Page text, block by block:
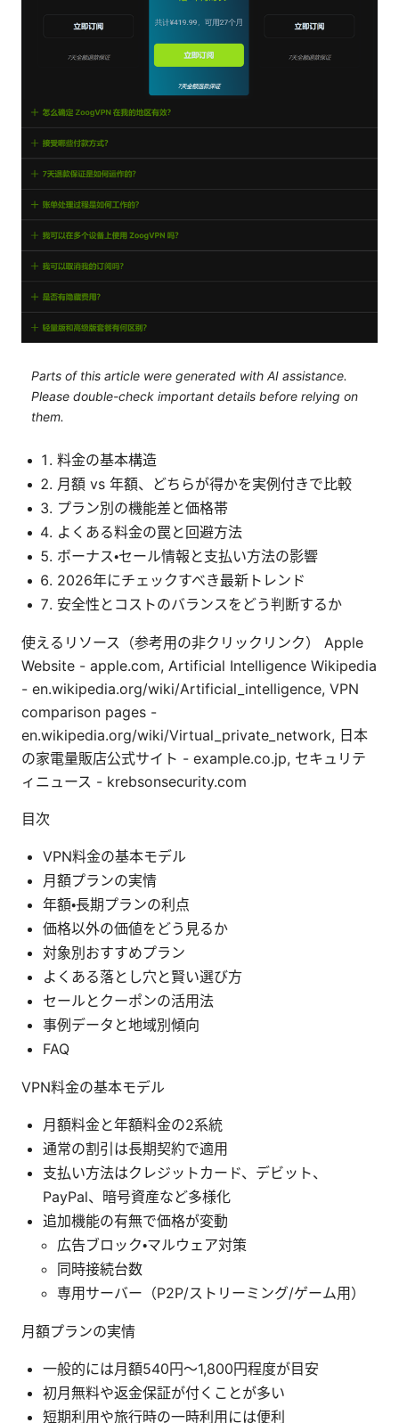
Parts of this article were generated with AI assistance.
Please double-check important details before relying on
them.
料金の基本構造
月額 vs 年額、どちらが得かを実例付きで比較
プラン別の機能差と価格帯
よくある料金の罠と回避方法
ボーナス・セール情報と支払い方法の影響
2026年にチェックすべき最新トレンド
安全性とコストのバランスをどう判断するか
使えるリソース（参考用の非クリックリンク） Apple
Website - apple.com, Artificial Intelligence Wikipedia
- en.wikipedia.org/wiki/Artificial_intelligence, VPN
comparison pages -
en.wikipedia.org/wiki/Virtual_private_network, 日本
の家電量販店公式サイト - example.co.jp, セキュリテ
ィニュース - krebsonsecurity.com
目次
VPN料金の基本モデル
月額プランの実情
年額・長期プランの利点
価格以外の価値をどう見るか
対象別おすすめプラン
よくある落とし穴と賢い選び方
セールとクーポンの活用法
事例データと地域別傾向
FAQ
VPN料金の基本モデル
月額料金と年額料金の2系統
通常の割引は長期契約で適用
支払い方法はクレジットカード、デビット、
PayPal、暗号資産など多様化
追加機能の有無で価格が変動
広告ブロック・マルウェア対策
同時接続台数
専用サーバー（P2P/ストリーミング/ゲーム用）
月額プランの実情
一般的には月額540円〜1,800円程度が目安
初月無料や返金保証が付くことが多い
短期利用や旅行時の一時利用には便利